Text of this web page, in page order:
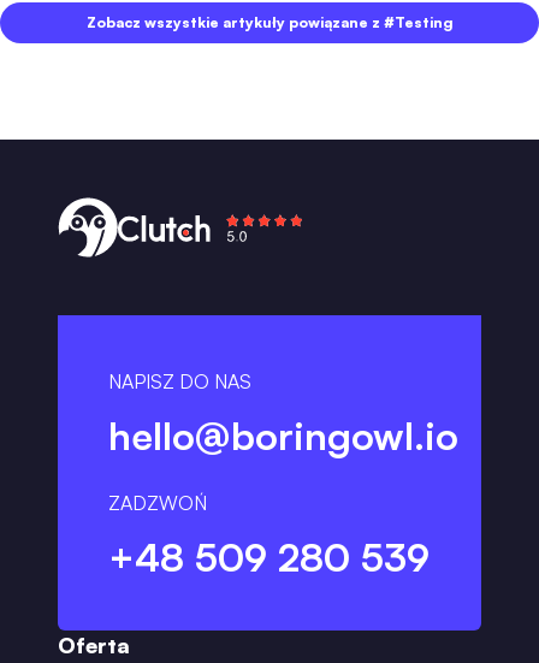
Zobacz wszystkie artykuły powiązane z #Testing
NAPISZ DO NAS
hello@boringowl.io
ZADZWOŃ
+48 509 280 539
Oferta